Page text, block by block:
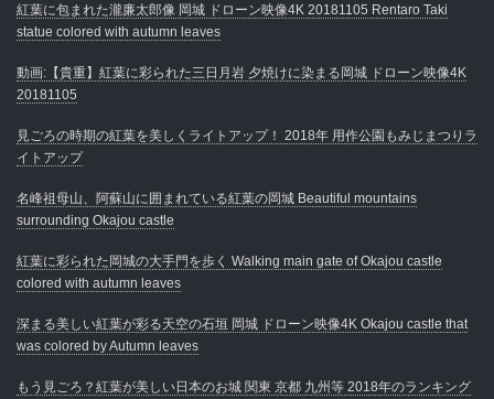
紅葉に包まれた瀧廉太郎像 岡城 ドローン映像4K 20181105 Rentaro Taki
statue colored with autumn leaves
動画:【貴重】紅葉に彩られた三日月岩 夕焼けに染まる岡城 ドローン映像4K
20181105
見ごろの時期の紅葉を美しくライトアップ！ 2018年 用作公園もみじまつりラ
イトアップ
名峰祖母山、阿蘇山に囲まれている紅葉の岡城 Beautiful mountains
surrounding Okajou castle
紅葉に彩られた岡城の大手門を歩く Walking main gate of Okajou castle
colored with autumn leaves
深まる美しい紅葉が彩る天空の石垣 岡城 ドローン映像4K Okajou castle that
was colored by Autumn leaves
もう見ごろ？紅葉が美しい日本のお城 関東 京都 九州等 2018年のランキング